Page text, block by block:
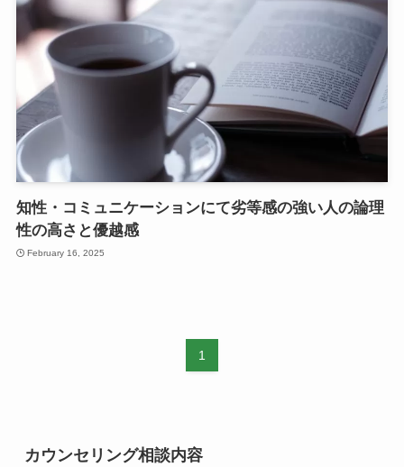
知性・コミュニケーションにて劣等感の強い人の論理
性の高さと優越感
February 16, 2025
1
カウンセリング相談内容